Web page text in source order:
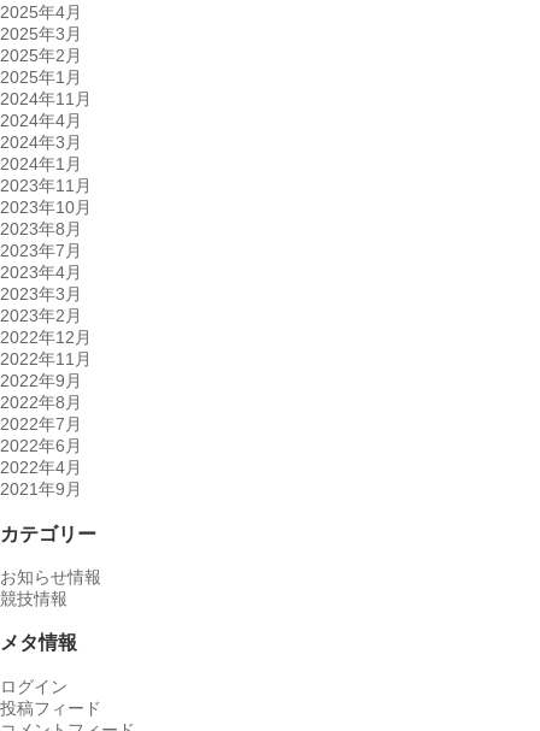
2025年4月
2025年3月
2025年2月
2025年1月
2024年11月
2024年4月
2024年3月
2024年1月
2023年11月
2023年10月
2023年8月
2023年7月
2023年4月
2023年3月
2023年2月
2022年12月
2022年11月
2022年9月
2022年8月
2022年7月
2022年6月
2022年4月
2021年9月
カテゴリー
お知らせ情報
競技情報
メタ情報
ログイン
投稿フィード